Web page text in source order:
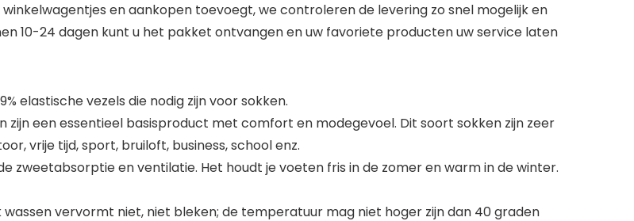
en aankopen toevoegt, we controleren de levering zo snel mogelijk en
10-24 dagen kunt u het pakket ontvangen en uw favoriete producten uw service laten
elastische vezels die nodig zijn voor sokken.
zijn een essentieel basisproduct met comfort en modegevoel. Dit soort sokken zijn zeer
vrije tijd, sport, bruiloft, business, school enz.
zweetabsorptie en ventilatie. Het houdt je voeten fris in de zomer en warm in de winter.
vervormt niet, niet bleken; de temperatuur mag niet hoger zijn dan 40 graden